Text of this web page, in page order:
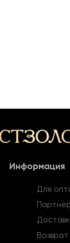
Информация
Для
Возврат